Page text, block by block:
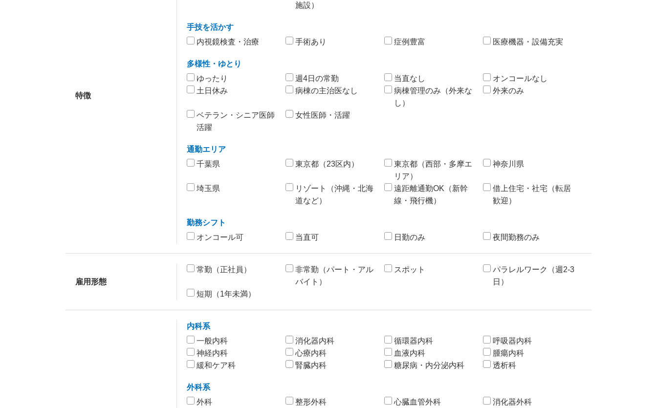
特徴
施設）
手技を活かす
内視鏡検査・治療
手術あり 症例豊富 医療機器・設備充実
多様性・ゆとり
ゆったり
週4日の常勤 当直なし
オンコールなし
土日休み
病棟の主治医なし
病棟管理のみ（外来な
し）
外来のみ
ベテラン・シニア医師
活躍
女性医師・活躍
通勤エリア
千葉県
東京都（23区内）
東京都（西部・多摩エ
リア）
神奈川県
埼玉県
リゾート（沖縄・北海
道など）
遠距離通勤OK（新幹
線・飛行機）
借上住宅・社宅（転居
歓迎）
勤務シフト
オンコール可
当直可 日勤のみ 夜間勤務のみ
雇用形態
常勤（正社員）
非常勤（パート・アル
バイト）
スポット
パラレルワーク（週2-3
日）
短期（1年未満）
内科系
一般内科
消化器内科 循環器内科
呼吸器内科
神経内科
心療内科 血液内科
腫瘍内科
緩和ケア科
腎臓内科 糖尿病・内分泌内科 透析科
外科系
外科
整形外科 心臓血管外科
消化器外科